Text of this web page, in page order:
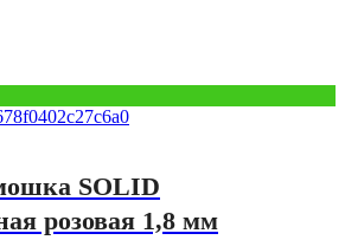
SOLID
розовая 1,8 мм